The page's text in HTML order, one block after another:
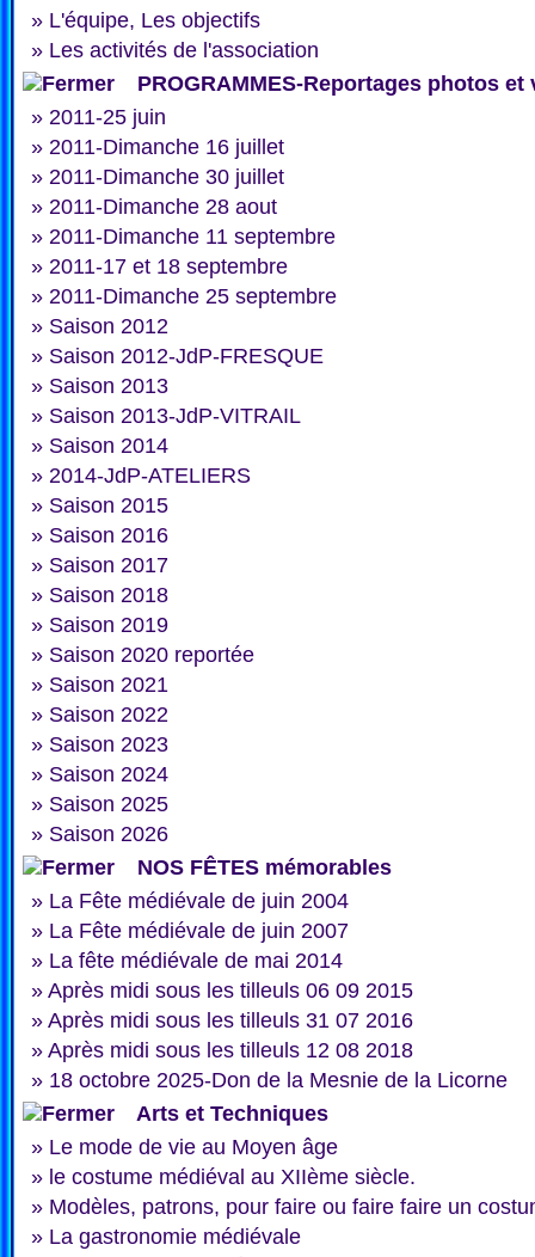
» L'équipe, Les objectifs
» Les activités de l'association
PROGRAMMES-Reportages photos et
» 2011-25 juin
» 2011-Dimanche 16 juillet
» 2011-Dimanche 30 juillet
» 2011-Dimanche 28 aout
» 2011-Dimanche 11 septembre
» 2011-17 et 18 septembre
» 2011-Dimanche 25 septembre
» Saison 2012
» Saison 2012-JdP-FRESQUE
» Saison 2013
» Saison 2013-JdP-VITRAIL
» Saison 2014
» 2014-JdP-ATELIERS
» Saison 2015
» Saison 2016
» Saison 2017
» Saison 2018
» Saison 2019
» Saison 2020 reportée
» Saison 2021
» Saison 2022
» Saison 2023
» Saison 2024
» Saison 2025
» Saison 2026
NOS FÊTES mémorables
» La Fête médiévale de juin 2004
» La Fête médiévale de juin 2007
» La fête médiévale de mai 2014
» Après midi sous les tilleuls 06 09 2015
» Après midi sous les tilleuls 31 07 2016
» Après midi sous les tilleuls 12 08 2018
» 18 octobre 2025-Don de la Mesnie de la Licorne
Arts et Techniques
» Le mode de vie au Moyen âge
» le costume médiéval au XIIème siècle.
» Modèles, patrons, pour faire ou faire faire un
» La gastronomie médiévale